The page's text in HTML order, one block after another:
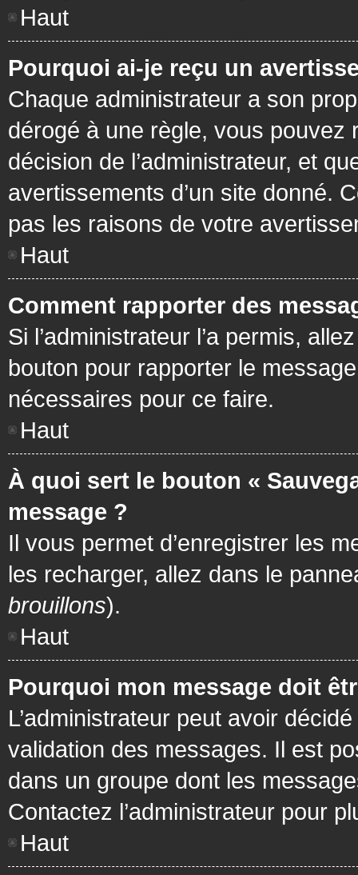
Haut
Pourquoi ai-je reçu un
Chaque administrateur a son
dérogé à une règle, vous pouvez
décision de l’administrateur, et
avertissements d’un site donné.
pas les raisons de votre
Haut
Comment rapporter des
Si l’administrateur l’a permis,
bouton pour rapporter le
nécessaires pour ce faire.
Haut
À quoi sert le bouton «
message ?
Il vous permet d’enregistrer les
les recharger, allez dans le
brouillons).
Haut
Pourquoi mon message doit
L’administrateur peut avoir
validation des messages. Il est
dans un groupe dont les
Contactez l’administrateur pour
Haut